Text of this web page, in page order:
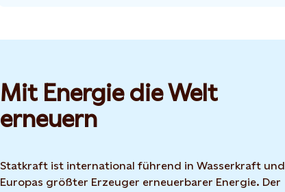
Mit Energie die Welt
erneuern
Statkraft ist international führend in Wasserkraft und
Europas größter Erzeuger erneuerbarer Energie. Der